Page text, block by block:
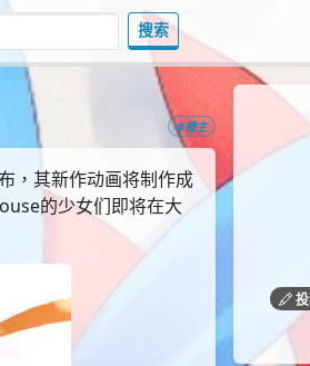
搜索
#楼主
，其新作动画将制作成
的少女们即将在大
投